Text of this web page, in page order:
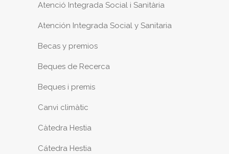
Atenció Integrada Social i Sanitària
Atención Integrada Social y Sanitaria
Becas y premios
Beques de Recerca
Beques i premis
Canvi climàtic
Càtedra Hestia
Cátedra Hestia